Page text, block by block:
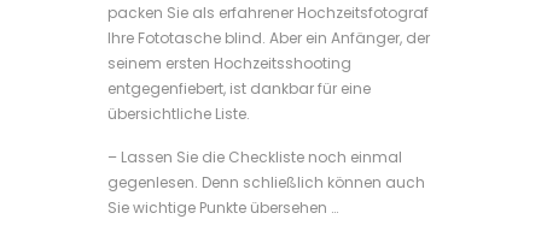
packen Sie als erfahrener Hochzeitsfotograf
Ihre Fototasche blind. Aber ein Anfänger, der
seinem ersten Hochzeitsshooting
entgegenfiebert, ist dankbar für eine
übersichtliche Liste.
– Lassen Sie die Checkliste noch einmal
gegenlesen. Denn schließlich können auch
Sie wichtige Punkte übersehen …